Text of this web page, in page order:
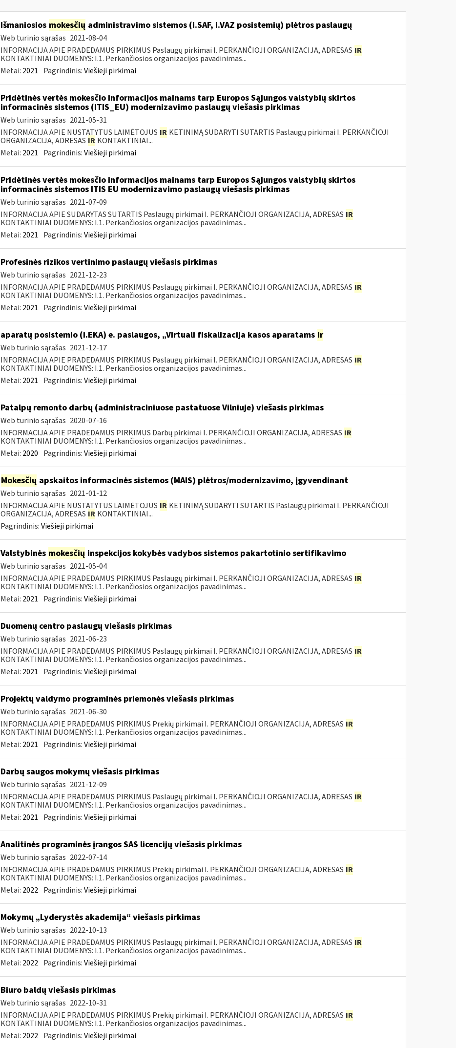
Išmaniosios mokesčių administravimo sistemos (i.SAF, i.VAZ posistemių) plėtros paslaugų
Web turinio sąrašas 2021-08-04
INFORMACIJA APIE PRADEDAMUS PIRKIMUS Paslaugų pirkimai I. PERKANČIOJI ORGANIZACIJA, ADRESAS IR
KONTAKTINIAI DUOMENYS: I.1. Perkančiosios organizacijos pavadinimas...
Metai: 2021 Pagrindinis:Viešieji pirkimai
Pridėtinės vertės mokesčio informacijos mainams tarp Europos Sąjungos valstybių skirtos
informacinės sistemos (ITIS_EU) modernizavimo paslaugų viešasis pirkimas
Web turinio sąrašas 2021-05-31
INFORMACIJA APIE NUSTATYTUS LAIMĖTOJUS IR KETINIMĄ SUDARYTI SUTARTIS Paslaugų pirkimai I. PERKANČIOJI
ORGANIZACIJA, ADRESAS IR KONTAKTINIAI...
Metai: 2021 Pagrindinis:Viešieji pirkimai
Pridėtinės vertės mokesčio informacijos mainams tarp Europos Sąjungos valstybių skirtos
informacinės sistemos ITIS EU modernizavimo paslaugų viešasis pirkimas
Web turinio sąrašas 2021-07-09
INFORMACIJA APIE SUDARYTAS SUTARTIS Paslaugų pirkimai I. PERKANČIOJI ORGANIZACIJA, ADRESAS IR
KONTAKTINIAI DUOMENYS: I.1. Perkančiosios organizacijos pavadinimas...
Metai: 2021 Pagrindinis:Viešieji pirkimai
Profesinės rizikos vertinimo paslaugų viešasis pirkimas
Web turinio sąrašas 2021-12-23
INFORMACIJA APIE PRADEDAMUS PIRKIMUS Paslaugų pirkimai I. PERKANČIOJI ORGANIZACIJA, ADRESAS IR
KONTAKTINIAI DUOMENYS: I.1. Perkančiosios organizacijos pavadinimas...
Metai: 2021 Pagrindinis:Viešieji pirkimai
aparatų posistemio (i.EKA) e. paslaugos, „Virtuali fiskalizacija kasos aparatams ir
Web turinio sąrašas 2021-12-17
INFORMACIJA APIE PRADEDAMUS PIRKIMUS Paslaugų pirkimai I. PERKANČIOJI ORGANIZACIJA, ADRESAS IR
KONTAKTINIAI DUOMENYS: I.1. Perkančiosios organizacijos pavadinimas...
Metai: 2021 Pagrindinis:Viešieji pirkimai
Patalpų remonto darbų (administraciniuose pastatuose Vilniuje) viešasis pirkimas
Web turinio sąrašas 2020-07-16
INFORMACIJA APIE PRADEDAMUS PIRKIMUS Darbų pirkimai I. PERKANČIOJI ORGANIZACIJA, ADRESAS IR
KONTAKTINIAI DUOMENYS: I.1. Perkančiosios organizacijos pavadinimas...
Metai: 2020 Pagrindinis:Viešieji pirkimai
Mokesčių apskaitos informacinės sistemos (MAIS) plėtros/modernizavimo, įgyvendinant
Web turinio sąrašas 2021-01-12
INFORMACIJA APIE NUSTATYTUS LAIMĖTOJUS IR KETINIMĄ SUDARYTI SUTARTIS Paslaugų pirkimai I. PERKANČIOJI
ORGANIZACIJA, ADRESAS IR KONTAKTINIAI...
Pagrindinis:Viešieji pirkimai
Valstybinės mokesčių inspekcijos kokybės vadybos sistemos pakartotinio sertifikavimo
Web turinio sąrašas 2021-05-04
INFORMACIJA APIE PRADEDAMUS PIRKIMUS Paslaugų pirkimai I. PERKANČIOJI ORGANIZACIJA, ADRESAS IR
KONTAKTINIAI DUOMENYS: I.1. Perkančiosios organizacijos pavadinimas...
Metai: 2021 Pagrindinis:Viešieji pirkimai
Duomenų centro paslaugų viešasis pirkimas
Web turinio sąrašas 2021-06-23
INFORMACIJA APIE PRADEDAMUS PIRKIMUS Paslaugų pirkimai I. PERKANČIOJI ORGANIZACIJA, ADRESAS IR
KONTAKTINIAI DUOMENYS: I.1. Perkančiosios organizacijos pavadinimas...
Metai: 2021 Pagrindinis:Viešieji pirkimai
Projektų valdymo programinės priemonės viešasis pirkimas
Web turinio sąrašas 2021-06-30
INFORMACIJA APIE PRADEDAMUS PIRKIMUS Prekių pirkimai I. PERKANČIOJI ORGANIZACIJA, ADRESAS IR
KONTAKTINIAI DUOMENYS: I.1. Perkančiosios organizacijos pavadinimas...
Metai: 2021 Pagrindinis:Viešieji pirkimai
Darbų saugos mokymų viešasis pirkimas
Web turinio sąrašas 2021-12-09
INFORMACIJA APIE PRADEDAMUS PIRKIMUS Paslaugų pirkimai I. PERKANČIOJI ORGANIZACIJA, ADRESAS IR
KONTAKTINIAI DUOMENYS: I.1. Perkančiosios organizacijos pavadinimas...
Metai: 2021 Pagrindinis:Viešieji pirkimai
Analitinės programinės įrangos SAS licencijų viešasis pirkimas
Web turinio sąrašas 2022-07-14
INFORMACIJA APIE PRADEDAMUS PIRKIMUS Prekių pirkimai I. PERKANČIOJI ORGANIZACIJA, ADRESAS IR
KONTAKTINIAI DUOMENYS: I.1. Perkančiosios organizacijos pavadinimas...
Metai: 2022 Pagrindinis:Viešieji pirkimai
Mokymų „Lyderystės akademija“ viešasis pirkimas
Web turinio sąrašas 2022-10-13
INFORMACIJA APIE PRADEDAMUS PIRKIMUS Paslaugų pirkimai I. PERKANČIOJI ORGANIZACIJA, ADRESAS IR
KONTAKTINIAI DUOMENYS: I.1. Perkančiosios organizacijos pavadinimas...
Metai: 2022 Pagrindinis:Viešieji pirkimai
Biuro baldų viešasis pirkimas
Web turinio sąrašas 2022-10-31
INFORMACIJA APIE PRADEDAMUS PIRKIMUS Prekių pirkimai I. PERKANČIOJI ORGANIZACIJA, ADRESAS IR
KONTAKTINIAI DUOMENYS: I.1. Perkančiosios organizacijos pavadinimas...
Metai: 2022 Pagrindinis:Viešieji pirkimai